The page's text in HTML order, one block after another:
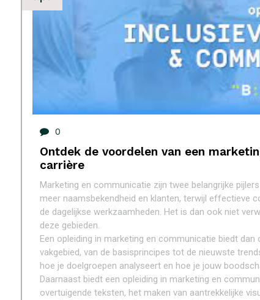
0
Ontdek de voordelen van een
carrière
Marketing en communicatie zijn twee belangrijke
meer naamsbekendheid en klanten, terwijl effectieve
de dagelijkse werkzaamheden. Het is dan ook niet
deze gebieden.
Een opleiding in marketing en communicatie biedt
vakgebied, van de basisprincipes tot de nieuwste
hoe je doelgroepen analyseert en hoe je jouw
Daarnaast biedt een opleiding in marketing en
overtuigende teksten, het maken van aantrekkelijke